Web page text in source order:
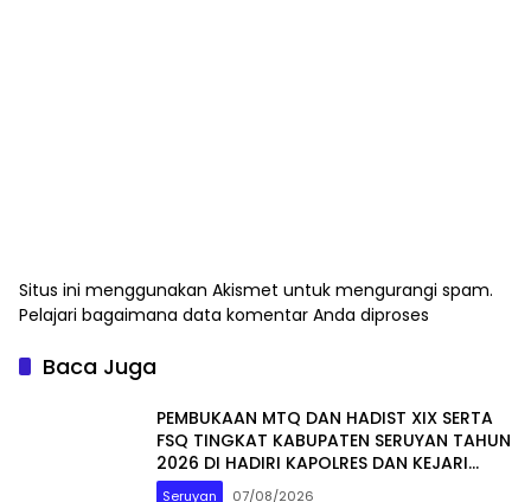
Situs ini menggunakan Akismet untuk mengurangi spam.
Pelajari bagaimana data komentar Anda diproses
Baca Juga
PEMBUKAAN MTQ DAN HADIST XIX SERTA
FSQ TINGKAT KABUPATEN SERUYAN TAHUN
2026 DI HADIRI KAPOLRES DAN KEJARI
SERUYAN
Seruyan 07/08/2026